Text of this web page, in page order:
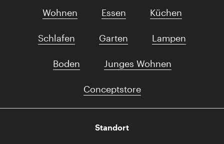
Wohnen Essen Küchen
Schlafen Garten Lampen
Boden Junges Wohnen
Conceptstore
Standort